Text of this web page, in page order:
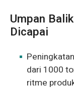
Umpan
Dicapai
dari 1000
ritme